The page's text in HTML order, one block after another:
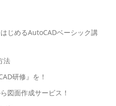
じめるAutoCADベーシック講
法
研修』を！
図面作成サービス！